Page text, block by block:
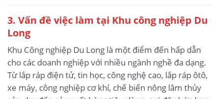
3. Vấn đề việc làm tại Khu công nghiệp Du
Long
Khu Công nghiệp Du Long là một điểm đến hấp dẫn
cho các doanh nghiệp với nhiều ngành nghề đa dạng.
Từ lắp ráp điện tử, tin học, công nghệ cao, lắp ráp ôtô,
xe máy, công nghiệp cơ khí, chế biến nông lâm thủy